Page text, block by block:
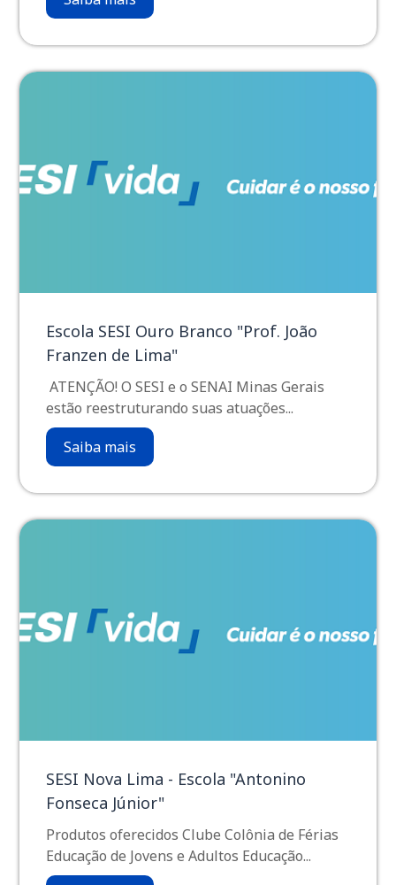
Escola SESI Ouro Branco "Prof. João
Franzen de Lima"
ATENÇÃO! O SESI e o SENAI Minas Gerais
estão reestruturando suas atuações...
Saiba mais
SESI Nova Lima - Escola "Antonino
Fonseca Júnior"
Produtos oferecidos Clube Colônia de Férias
Educação de Jovens e Adultos Educação...